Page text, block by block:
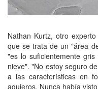
Nathan Kurtz, otro
que se trata de un "área
"es lo suficientemente
nieve". "No estoy seguro
a las características en
agujeros. Nunca había